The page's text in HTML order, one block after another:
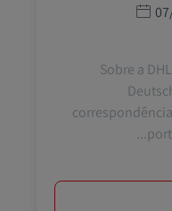
Sobre a